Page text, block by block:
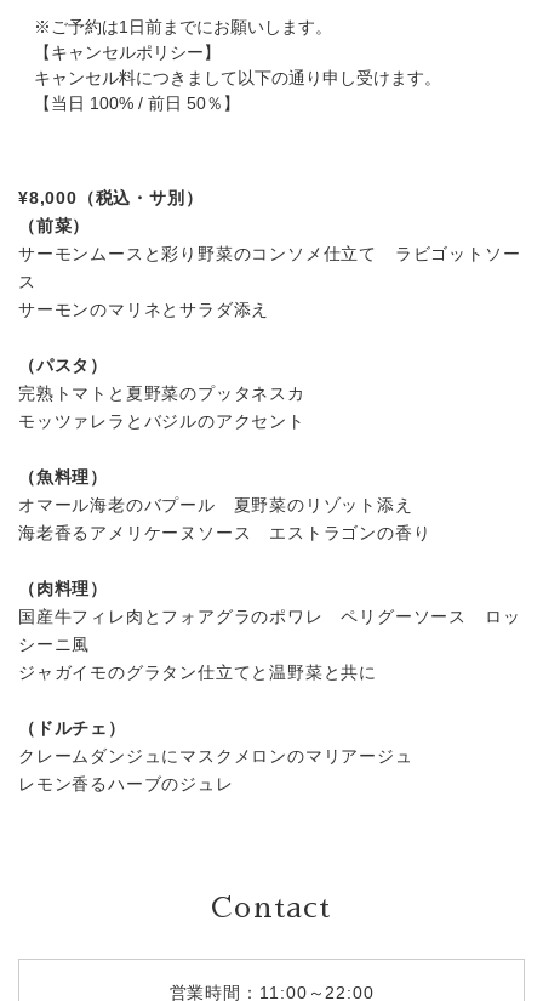
※ご予約は1日前までにお願いします。
【キャンセルポリシー】
キャンセル料につきまして以下の通り申し受けます。
【当日 100% / 前日 50％】
¥8,000（税込・サ別）
（前菜）
サーモンムースと彩り野菜のコンソメ仕立て ラビゴットソー
ス
サーモンのマリネとサラダ添え
（パスタ）
完熟トマトと夏野菜のプッタネスカ
モッツァレラとバジルのアクセント
（魚料理）
オマール海老のバプール 夏野菜のリゾット添え
海老香るアメリケーヌソース エストラゴンの香り
（肉料理）
国産牛フィレ肉とフォアグラのポワレ ペリグーソース ロッ
シーニ風
ジャガイモのグラタン仕立てと温野菜と共に
（ドルチェ）
クレームダンジュにマスクメロンのマリアージュ
レモン香るハーブのジュレ
Contact
営業時間：11:00～22:00